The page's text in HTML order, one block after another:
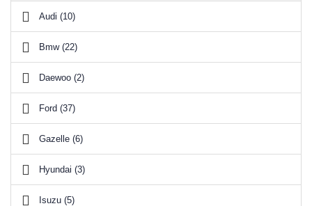
Audi (10)
Bmw (22)
Daewoo (2)
Ford (37)
Gazelle (6)
Hyundai (3)
Isuzu (5)